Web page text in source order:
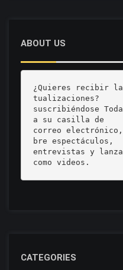
ABOUT US
¿Quieres recibir
tualizaciones?
suscribiéndose
a su casilla de
correo
bre espectáculos,
entrevistas y
como videos.
CATEGORIES